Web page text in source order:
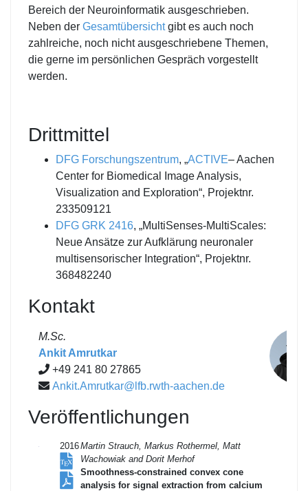
Bereich der Neuroinformatik ausgeschrieben.
Neben der Gesamtübersichtgibt es auch noch
zahlreiche, noch nicht ausgeschriebene Themen,
die gerne im persönlichen Gespräch vorgestellt
werden.
Drittmittel
DFG Forschungszentrum, „ACTIVE– Aachen
Center for Biomedical Image Analysis,
Visualization and Exploration“, Projektnr.
233509121
DFG GRK 2416, „MultiSenses-MultiScales:
Neue Ansätze zur Aufklärung neuronaler
multisensorischer Integration“, Projektnr.
368482240
Kontakt
M.Sc.
Ankit Amrutkar
+49 241 80 27865
Ankit.Amrutkar@lfb.rwth-aachen.de
Veröffentlichungen
2016Martin Strauch, Markus Rothermel, Matt
Wachowiak and Dorit Merhof
Smoothness-constrained convex cone
analysis for signal extraction from calcium